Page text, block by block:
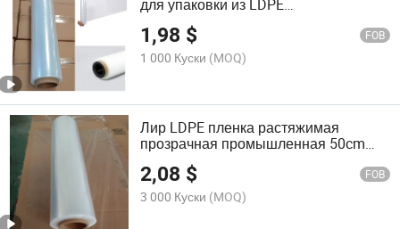
для упаковки из LDPE
промышленного назначения 50cm
Стретч-пленка
1,98 $ FOB
1 000 Куски (MOQ)
Лир LDPE пленка растяжимая
прозрачная промышленная 50cm
пластиковая растяжимая пленка
2,08 $ FOB
3 000 Куски (MOQ)